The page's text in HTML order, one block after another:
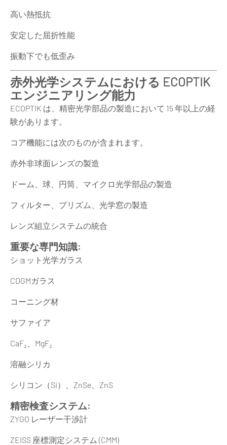
高い熱抵抗
安定した屈折性能
振動下でも低歪み
赤外光学システムにおける ECOPTIK
エンジニアリング能力
ECOPTIK は、精密光学部品の製造において 15 年以上の経
験があります。
コア機能には次のものが含まれます。
赤外非球面レンズの製造
ドーム、球、円筒、マイクロ光学部品の製造
フィルター、プリズム、光学窓の製造
レンズ組立システムの統合
重要な専門知識:
ショット光学ガラス
CDGMガラス
コーニング材
サファイア
CaF₂、MgF₂
溶融シリカ
シリコン（Si）、ZnSe、ZnS
精密検査システム:
ZYGO レーザー干渉計
ZEISS 座標測定システム (CMM)